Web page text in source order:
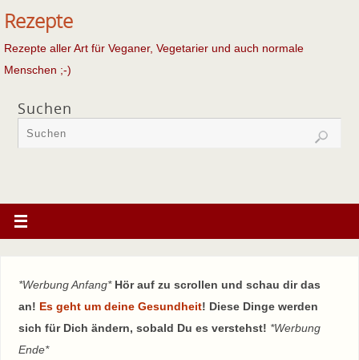
Rezepte
Rezepte aller Art für Veganer, Vegetarier und auch normale
Menschen ;-)
Suchen
*Werbung Anfang* Hör auf zu scrollen und schau dir das
an! Es geht um deine Gesundheit! Diese Dinge werden
sich für Dich ändern, sobald Du es verstehst! *Werbung
Ende*